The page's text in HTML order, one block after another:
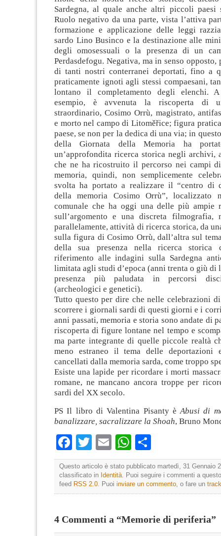
Sardegna, al quale anche altri piccoli paesi
Ruolo negativo da una parte, vista l’attiva
formazione e applicazione delle leggi
sardo Lino Businco e la destinazione alle
degli omosessuali o la presenza di un
Perdasdefogu. Negativa, ma in senso opposto,
di tanti nostri conterranei deportati, fino a
praticamente ignoti agli stessi compaesani,
lontano il completamento degli elenchi.
esempio, è avvenuta la riscoperta di
straordinario, Cosimo Orrù, magistrato,
e morto nel campo di Litoměřice; figura
paese, se non per la dedica di una via; in
della Giornata della Memoria ha
un’approfondita ricerca storica negli archivi,
che ne ha ricostruito il percorso nei campi
memoria, quindi, non semplicemente
svolta ha portato a realizzare il “centro di
della memoria Cosimo Orrù”, localizzato
comunale che ha oggi una delle più ampie
sull’argomento e una discreta filmografia,
parallelamente, attività di ricerca storica, da
sulla figura di Cosimo Orrù, dall’altra sul
della sua presenza nella ricerca storica
riferimento alle indagini sulla Sardegna
limitata agli studi d’epoca (anni trenta o giù di
presenza più paludata in percorsi
(archeologici e genetici).
Tutto questo per dire che nelle celebrazioni
scorrere i giornali sardi di questi giorni e i
anni passati, memoria e storia sono andate di
riscoperta di figure lontane nel tempo e
ma parte integrante di quelle piccole realtà
meno estraneo il tema delle deportazioni
cancellati dalla memoria sarda, come troppo
Esiste una lapide per ricordare i morti
romane, ne mancano ancora troppe per
sardi del XX secolo.
PS Il libro di Valentina Pisanty èAbusi di
banalizzare, sacralizzare la Shoah, Bruno
Facebook
TwitterEmailWhatsApp
Questo articolo è stato pubblicato martedì, 31 Gennaio
classificato in Identità . Puoi seguire i commenti a
feed RSS 2.0 . Puoi inviare un commento , o fare un
4 Commenti a “Memorie di periferia”